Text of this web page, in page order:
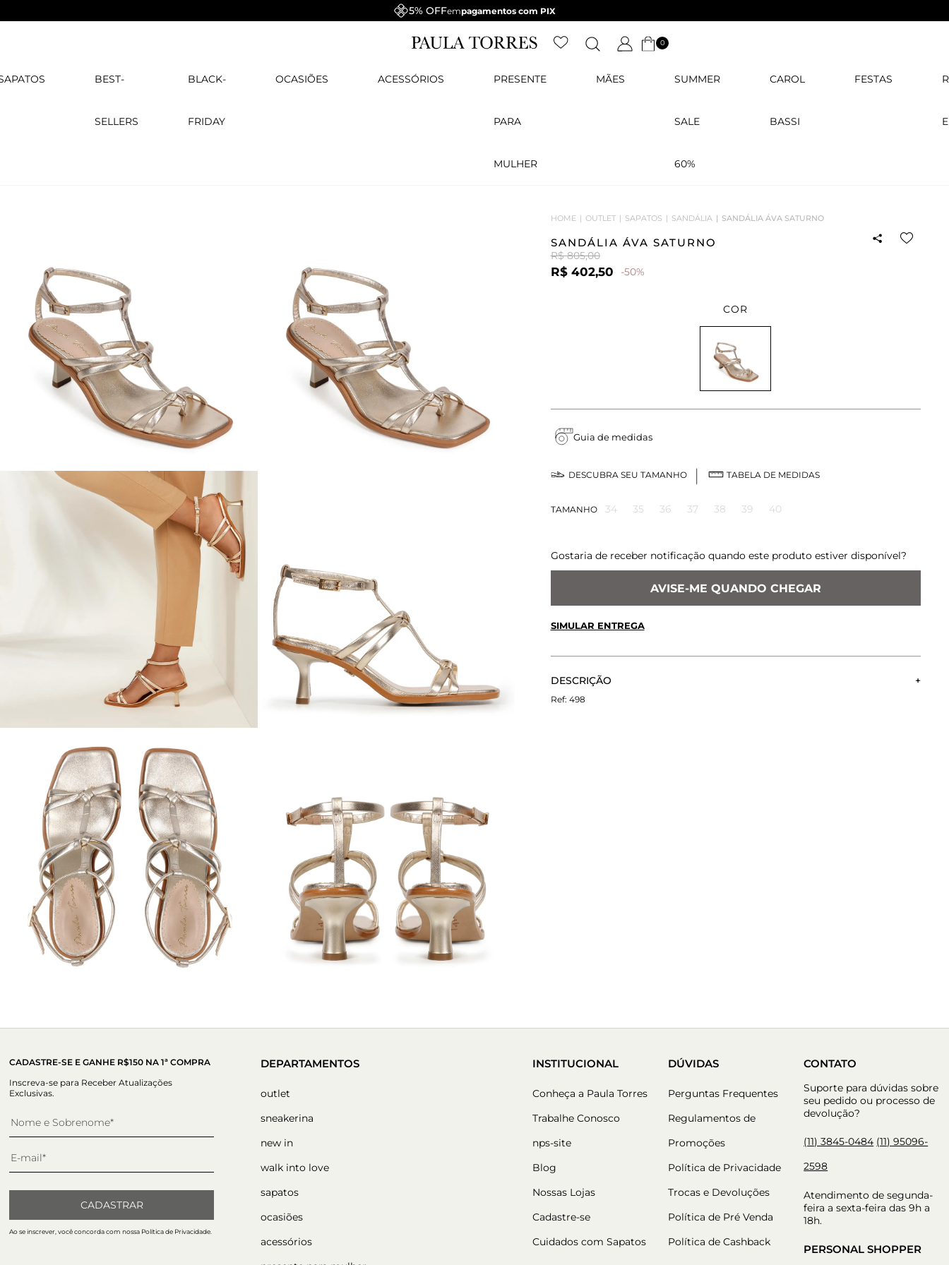
0
BEST-
SELLERS
BLACK-
FRIDAY
OCASIÕES ACESSÓRIOS PRESENTE
PARA
MULHER
MÃES SUMMER
SALE
60%
CAROL
BASSI
FESTAS
HOME OUTLET SAPATOS SANDÁLIA SANDÁLIA ÁVA SATURNO
SANDÁLIA ÁVA SATURNO
R$ 805,00
R$ 402,50 -50%
COR
Guia de medidas
DESCUBRA SEU TAMANHO TABELA DE MEDIDAS
TAMANHO 34 35 36 37 38 39 40
Gostaria de receber notificação quando este produto estiver disponível?
AVISE-ME QUANDO CHEGAR
SIMULAR ENTREGA
DESCRIÇÃO
A Sandália Áva é confeccionada em couro. Modelagem em bico quadrado
498
CADASTRE-SE E GANHE R$150 NA 1ª COMPRA
Inscreva-se para Receber Atualizações
Exclusivas.
CADASTRAR
Ao se inscrever, você concorda com nossa Política de Privacidade.
DEPARTAMENTOS
outlet
sneakerina
new in
walk into love
sapatos
ocasiões
acessórios
INSTITUCIONAL
Conheça a Paula Torres
Trabalhe Conosco
nps-site
Blog
Nossas Lojas
Cadastre-se
Cuidados com Sapatos
DÚVIDAS
Perguntas Frequentes
Regulamentos de
Promoções
Política de Privacidade
Trocas e Devoluções
Política de Pré Venda
Política de Cashback
CONTATO
Suporte para dúvidas sobre
seu pedido ou processo de
devolução?
(11) 3845-0484 (11) 95096-
2598
Atendimento de segunda-
feira a sexta-feira das 9h a
18h.
PERSONAL SHOPPER